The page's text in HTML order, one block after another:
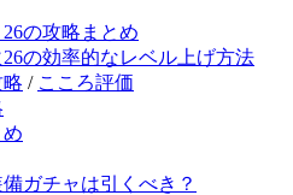
の攻略まとめ
の効率的なレベル上げ方法
/ こころ評価
ガチャは引くべき？